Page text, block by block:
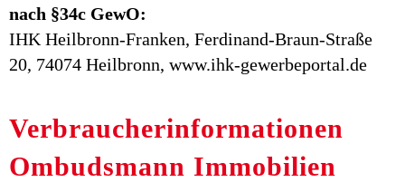
nach §34c GewO:
IHK Heilbronn-Franken, Ferdinand-Braun-Straße
20, 74074 Heilbronn, www.ihk-gewerbeportal.de
Verbraucherinformationen
Ombudsmann Immobilien